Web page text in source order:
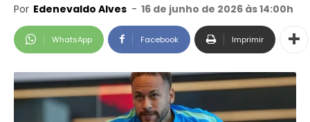
Por Edenevaldo Alves - 16 de junho de 2026 às 14:00h
WhatsApp Facebook Imprimir